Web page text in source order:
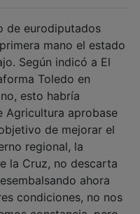
mano el estado
Según indicó a El
Toledo en
esto habría
aprobase
de mejorar el
regional, la
la Cruz, no descarta
ahora
condiciones, no nos
constancia, pero